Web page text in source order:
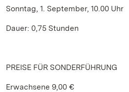
Sonntag, 1. September, 10.00 Uhr
Dauer: 0,75 Stunden
PREISE FÜR SONDERFÜHRUNG
Erwachsene 9,00 €